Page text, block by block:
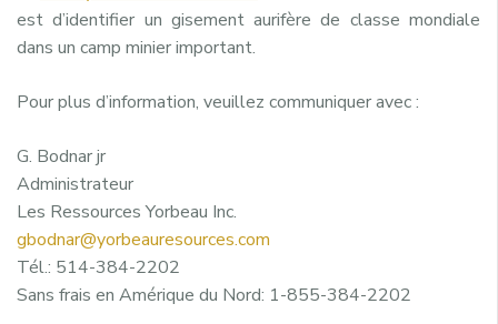
est d’identifier un gisement aurifère de classe mondiale
dans un camp minier important.
Pour plus d’information, veuillez communiquer avec :
G. Bodnar jr
Administrateur
Les Ressources Yorbeau Inc.
gbodnar@yorbeauresources.com
Tél.: 514-384-2202
Sans frais en Amérique du Nord: 1-855-384-2202